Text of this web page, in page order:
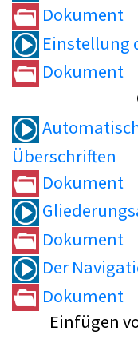
Dokument
Einstellung
Dokument
Überschriften
Dokument
Dokument
Der
Dokument
Einfügen